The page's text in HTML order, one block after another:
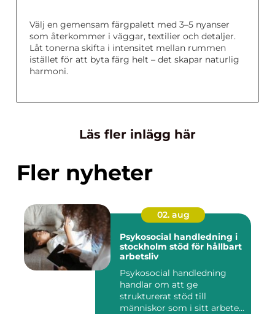
Välj en gemensam färgpalett med 3–5 nyanser
som återkommer i väggar, textilier och detaljer.
Låt tonerna skifta i intensitet mellan rummen
istället för att byta färg helt – det skapar naturlig
harmoni.
Läs fler inlägg här
Fler nyheter
02. aug
Psykosocial handledning i
stockholm stöd för hållbart
arbetsliv
Psykosocial handledning
handlar om att ge
strukturerat stöd till
människor som i sitt arbete